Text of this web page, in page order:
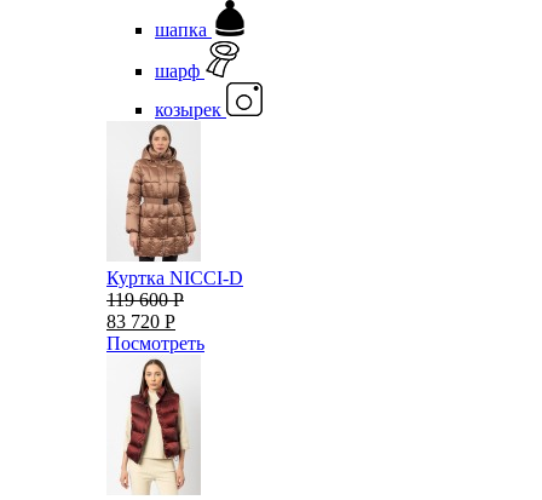
шапка
шарф
козырек
Куртка NICCI-D
119 600 Р
83 720 Р
Посмотреть